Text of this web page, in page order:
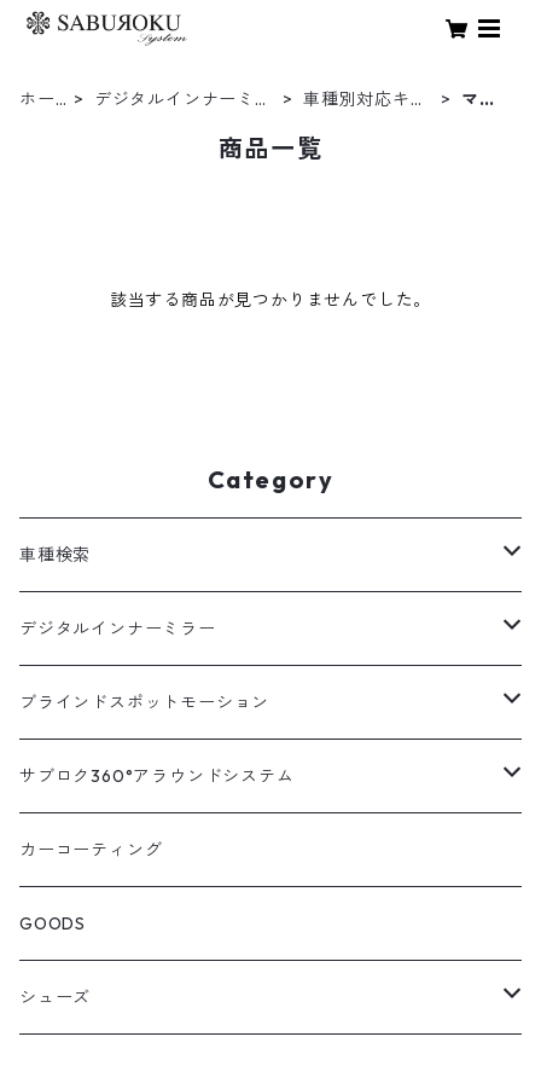
ホー
デジタルインナーミラ
車種別対応キッ
マツ
商品一覧
該当する商品が見つかりませんでした。
Category
車種検索
汎用
トヨタ
ハイエース200系
アルファード・ヴェルファイア30系
ニッサン
エルグランドE52系
エルグランドE51系
ホンダ
オデッセイRC系
オデッセイRB系
マツダ
ダイハツ
デジタルインナーミラー
汎用キット
車種別対応キット
トヨタ
ニッサン
オプション
交換アーム付きキット
ブラインドスポットモーション
汎用キット
車種別ミラー付セット
ON/OFFスイッチ
オプション
サブロク360°アラウンドシステム
アラウンドシステム本体
オプション
カーコーティング
GOODS
シューズ